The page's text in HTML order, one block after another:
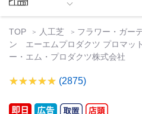
TOP 人工芝 フラワー・ガー
ン エーエムプロダクツ プロマッ
ー・エム・プロダクツ株式会社
(2875)